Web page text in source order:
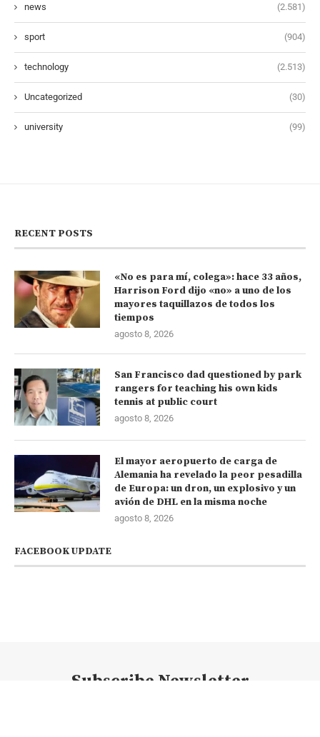
news (2.581)
sport (904)
technology (2.513)
Uncategorized (30)
university (99)
RECENT POSTS
«No es para mí, colega»: hace 33 años,
Harrison Ford dijo «no» a uno de los
mayores taquillazos de todos los
tiempos
agosto 8, 2026
San Francisco dad questioned by park
rangers for teaching his own kids
tennis at public court
agosto 8, 2026
El mayor aeropuerto de carga de
Alemania ha revelado la peor pesadilla
de Europa: un dron, un explosivo y un
avión de DHL en la misma noche
agosto 8, 2026
FACEBOOK UPDATE
Subscribe Newsletter